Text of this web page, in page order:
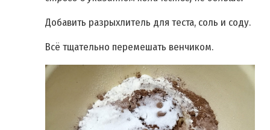
Добавить разрыхлитель для теста, соль и соду.
Всё тщательно перемешать венчиком.